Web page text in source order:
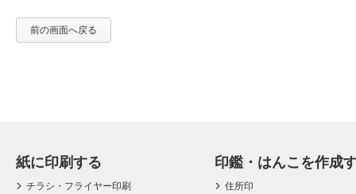
前の画面へ戻る
紙に印刷する
チラシ・フライヤー印刷
印鑑・はんこを作成
住所印